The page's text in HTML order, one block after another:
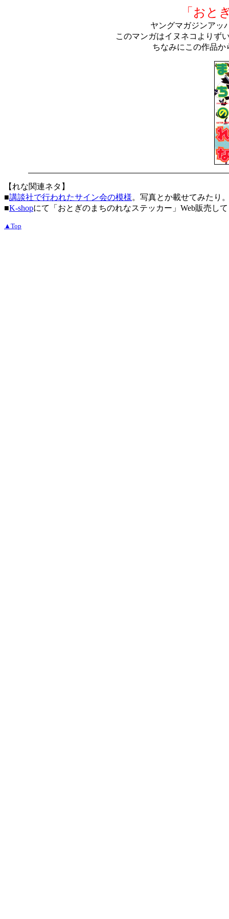
「おと
ヤングマガジンアッ
このマンガはイヌネコよりず
ちなみにこの作品
【れな関連ネタ】
■講談社で行われたサイン会の模様。写真とか載せてみたり
■K-shopにて「おとぎのまちのれなステッカー」Web販売し
▲Top